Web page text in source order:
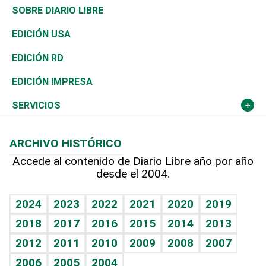
José Boquete
Reportajes
Asia
África
Ocenanía
Caribe
Resto del mundo
Consumo
Vivienda
Telecom.
Global y variable
Economía personal
Belleza
Buena Vida
Sociales
Novedades
Podcast Arte Libre
Hablando con el pediatra
Vida y familia
Eñe
Celebrando la vida
Golf
Ciclismo
Tenis
Olimpismo
Más deportes
Línea de hit
TBT Deportivo
De buena tinta
En Directo
El Espía
Noticiero Poteleche
Columnistas
Más firmas
Clima
Tecnología
Historia
Martes de tecnología
Cambio climático
Mundo
Economía
Revista
Deportes
Opinión
Hecho en casa
Guía del dinero
SOBRE DIARIO LIBRE
EDICIÓN USA
EDICIÓN RD
EDICIÓN IMPRESA
SERVICIOS
Cumpleaños
Horóscopos
Crucigramas
ARCHIVO HISTÓRICO
Accede al contenido de Diario Libre año por año
desde el 2004.
2024 2023 2022 2021 2020
2019
2018
2017 2016 2015 2014
2013
2012
2011 2010 2009 2008
2007
2006
2005 2004